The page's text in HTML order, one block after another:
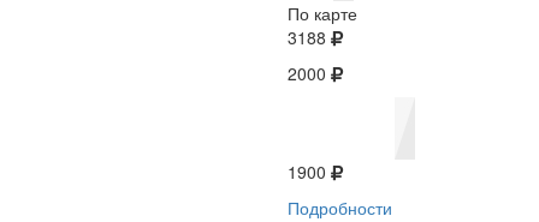
По карте
3188
2000
1900
Подробности